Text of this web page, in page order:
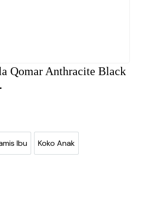
Qomar Anthracite Black
Ibu
Gamis Ibu
Koko Anak
Koko Anak